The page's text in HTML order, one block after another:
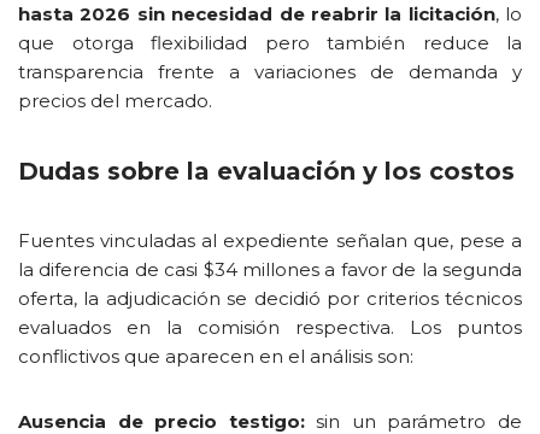
hasta 2026 sin necesidad de reabrir la licitación, lo
que otorga flexibilidad pero también reduce la
transparencia frente a variaciones de demanda y
precios del mercado.
Dudas sobre la evaluación y los costos
Fuentes vinculadas al expediente señalan que, pese a
la diferencia de casi $34 millones a favor de la segunda
oferta, la adjudicación se decidió por criterios técnicos
evaluados en la comisión respectiva. Los puntos
conflictivos que aparecen en el análisis son:
Ausencia de precio testigo:sin un parámetro de